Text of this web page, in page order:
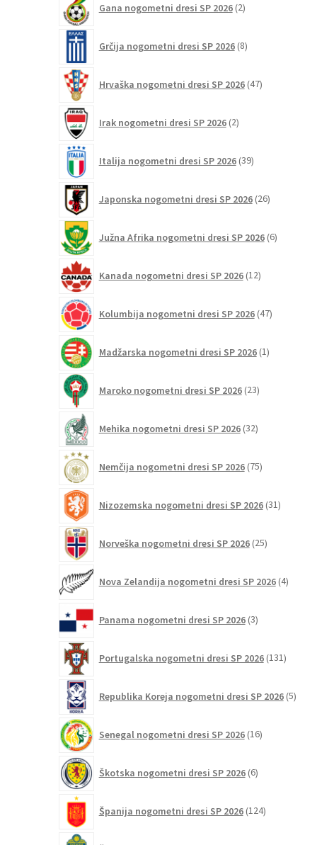
Gana nogometni dresi SP 2026 2izdelka
Grčija nogometni dresi SP 2026 8izdelkov
Hrvaška nogometni dresi SP 2026 47izdelkov
Irak nogometni dresi SP 2026 2izdelka
Italija nogometni dresi SP 2026 39izdelkov
Japonska nogometni dresi SP 2026 26izdelkov
Južna Afrika nogometni dresi SP 2026 6izdelkov
Kanada nogometni dresi SP 2026 12izdelkov
Kolumbija nogometni dresi SP 2026 47izdelkov
Madžarska nogometni dresi SP 2026 1izdelek
Maroko nogometni dresi SP 2026 23izdelkov
Mehika nogometni dresi SP 2026 32izdelkov
Nemčija nogometni dresi SP 2026 75izdelkov
Nizozemska nogometni dresi SP 2026 31izdelkov
Norveška nogometni dresi SP 2026 25izdelkov
Nova Zelandija nogometni dresi SP 2026 4izdelki
Panama nogometni dresi SP 2026 3izdelki
Portugalska nogometni dresi SP 2026 131
Republika Koreja nogometni dresi SP 2026 5
Senegal nogometni dresi SP 2026 16izdelkov
Škotska nogometni dresi SP 2026 6izdelkov
Španija nogometni dresi SP 2026 124izdelkov